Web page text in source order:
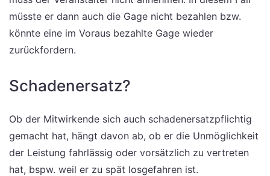
müsste er dann auch die Gage nicht bezahlen bzw.
könnte eine im Voraus bezahlte Gage wieder
zurückfordern.
Schadenersatz?
Ob der Mitwirkende sich auch schadenersatzpflichtig
gemacht hat, hängt davon ab, ob er die Unmöglichkeit
der Leistung fahrlässig oder vorsätzlich zu vertreten
hat, bspw. weil er zu spät losgefahren ist.